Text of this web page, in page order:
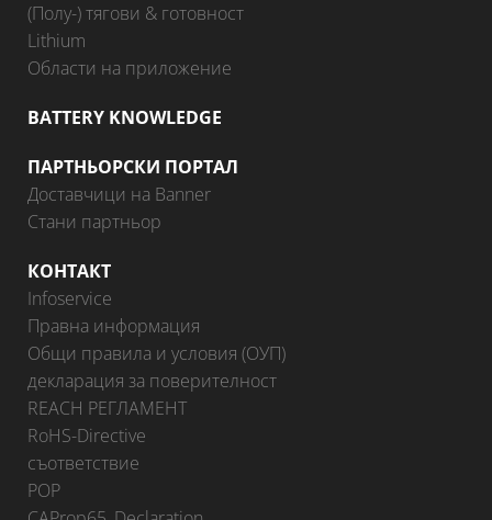
(Полу-) тягови & готовност
Lithium
Области на приложение
BATTERY KNOWLEDGE
ПАРТНЬОРСКИ ПОРТАЛ
Доставчици на Banner
Стани партньор
КОНТАКТ
Infoservice
Правна информация
Общи правила и условия (ОУП)
декларация за поверителност
REACH РЕГЛАМЕНТ
RoHS-Directive
съответствие
POP